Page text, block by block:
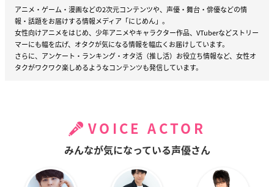
アニメ・ゲーム・漫画などの2次元コンテンツや、声優・舞台・俳優などの情
報・話題をお届けする情報メディア「にじめん」。
女性向けアニメをはじめ、少年アニメやキャラクター作品、VTuberなどストリー
マーにも幅を広げ、オタクが気になる情報を幅広くお届けしています。
さらに、アンケート・ランキング・オタ活（推し活）お役立ち情報など、女性オ
タクがワクワク楽しめるようなコンテンツも発信しています。
VOICE ACTOR
みんなが気になっている声優さん